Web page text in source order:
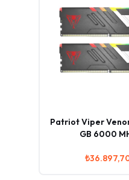
Patriot Viper
GB 6000